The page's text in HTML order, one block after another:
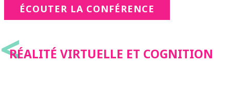
ÉCOUTER LA CONFÉRENCE
<
RÉALITÉ VIRTUELLE ET COGNITION